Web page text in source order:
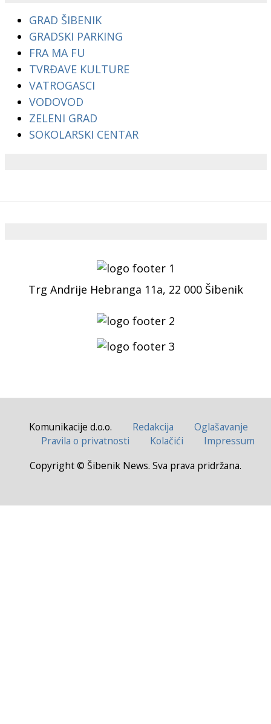
GRAD ŠIBENIK
GRADSKI PARKING
FRA MA FU
TVRĐAVE KULTURE
VATROGASCI
VODOVOD
ZELENI GRAD
SOKOLARSKI CENTAR
Trg Andrije Hebranga 11a, 22 000 Šibenik
Komunikacije d.o.o. Redakcija
Oglašavanje
Pravila o privatnosti
Kolačići
Impressum
Copyright © Šibenik News. Sva prava pridržana.